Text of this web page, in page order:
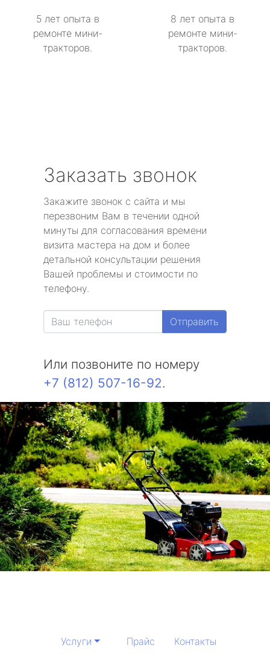
5 лет опыта в
ремонте мини-
тракторов.
8 лет опыта в
ремонте мини-
тракторов.
Заказать звонок
Закажите звонок с сайта и мы
перезвоним Вам в течении одной
минуты для согласования времени
визита мастера на дом и более
детальной консультации решения
Вашей проблемы и стоимости по
телефону.
Отправить
Или позвоните по номеру
+7 (812) 507-16-92.
Услуги Прайс Контакты